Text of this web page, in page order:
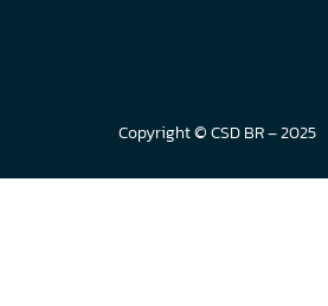
Copyright © CSD BR – 2025